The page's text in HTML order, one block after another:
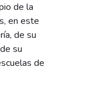
de la
en este
de su
su
de